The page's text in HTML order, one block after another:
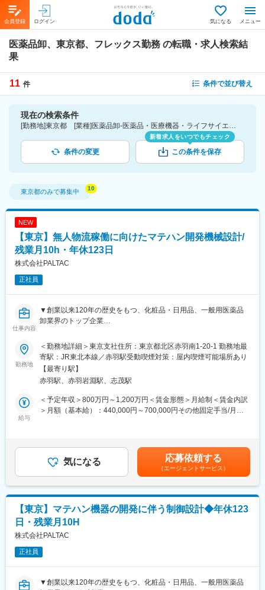
会員登録 ログイン 気になる メニュー
医薬品卸、東京都、フレックス勤務 の転職・求人検索結
果
11 件 条件で並び替え
現在の検索条件
[勤務地]東京都 [業種]医薬品卸-医薬品・医療機器・ライフサイエンス・医療系サービス [詳細条件](休日・働き方)フレックス勤務
条件の変更
新着求人をいつでもチェック
この条件を保存
東京都のみで募集中
NEW
【東京】無人物流稼働に向けたマテハン開発機械設計/
残業月10h・年休123日
株式会社PALTAC
正社員
仕事内容
▼創業以来120年の歴史をもつ、化粧品・日用品、一般用医薬品
卸業界のトップ企業
価値を提供する、新時代の流通創造を目指しています。
【業務内容】生活必需品（化粧品・日用品、一般用医薬品）を扱
う同社大型センターでは更なる自動化・無人化を進めており、今
回のポジションでは、そのためのマテハン機器の機械設計業務を
リードして頂きます。
■輸送ロボットの設計：商品を倉庫内の保管場所へ自動輸送しま
す。
※まずは既存のテーマに取り組んで頂きますが、将来的には自動
す。
■当社の特徴：
・創業以来120年の歴史をもつ、化粧品・日用品、一般用医薬品
卸業界のトップ企業です。中間流通業としてサプライチェーン全
体を見据え、新しい流通価値を提供する、新時代の流通創造を目
指しています。
・「より良いものを追求する」という改善の姿勢の強さです。本
当にみんな貪欲で、提案者の年齢やポジションに関係なく、良い
勤務地
＜勤務地詳細＞東京支社住所：東京都北区赤羽南1-20-1 勤務地最
寄駅：JR東北本線／赤羽駅受動喫煙対策：屋内喫煙可能場所あり
【最寄り駅】
赤羽駅、赤羽岩淵駅、志茂駅
給与
＜予定年収＞800万円～1,200万円＜賃金形態＞月給制＜賃金内訳
＞月額（基本給）：440,000円～700,000円その他固定手当/月：
ります。月給(月額)は固定手当を含めた表記です。
気になる 応募依頼する
（エージェントサービス）
【東京】マテハン機器の開発に伴う制御設計◆年休123
日・残業月10H
株式会社PALTAC
正社員
▼創業以来120年の歴史をもつ、化粧品・日用品、一般用医薬品